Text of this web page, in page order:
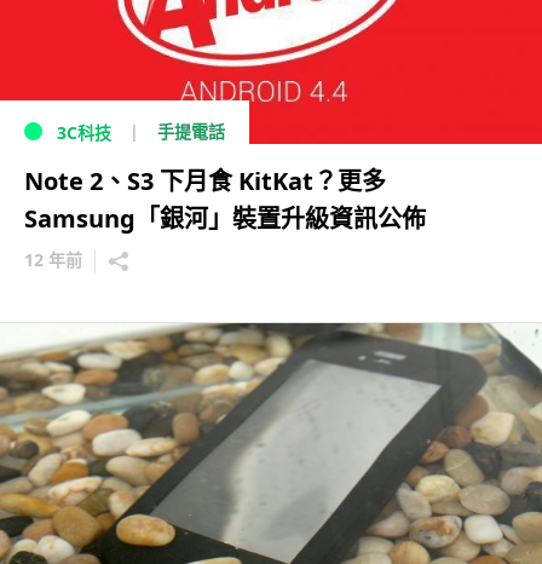
3C科技 手提電話
Note 2、S3 下月食 KitKat？更多
Samsung「銀河」裝置升級資訊公佈
12 年前